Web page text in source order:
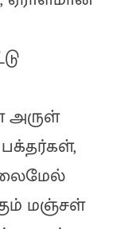
அருள்
மஞ்சள்